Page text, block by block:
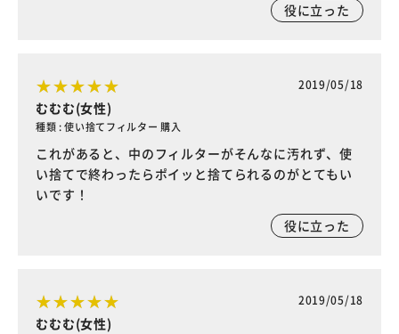
役に立った
2019/05/18
むむむ(女性)
種類 : 使い捨てフィルター 購入
これがあると、中のフィルターがそんなに汚れず、使
い捨てで終わったらポイッと捨てられるのがとてもい
いです！
役に立った
2019/05/18
むむむ(女性)